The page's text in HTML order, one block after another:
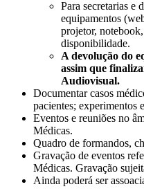
Para secretarias e
equipamentos
projetor,
disponibilidade.
A devolução do
assim que
Audiovisual.
Documentar casos
pacientes; experimentos
Eventos e reuniões no
Médicas.
Quadro de formandos,
Gravação de eventos
Médicas. Gravação
Ainda poderá ser